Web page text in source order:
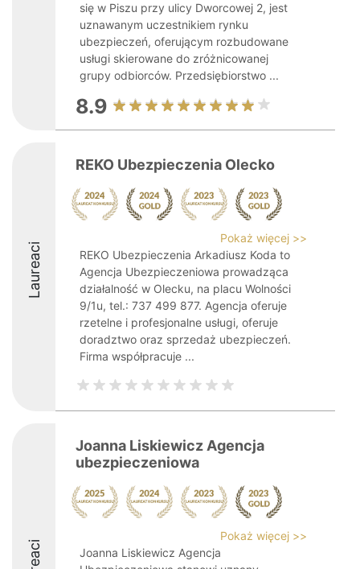
się w Piszu przy ulicy Dworcowej 2, jest
uznawanym uczestnikiem rynku
ubezpieczeń, oferującym rozbudowane
usługi skierowane do zróżnicowanej
grupy odbiorców. Przedsiębiorstwo ...
8.9
Laureaci
REKO Ubezpieczenia Olecko
Pokaż więcej >>
REKO Ubezpieczenia Arkadiusz Koda to
Agencja Ubezpieczeniowa prowadząca
działalność w Olecku, na placu Wolności
9/1u, tel.: 737 499 877. Agencja oferuje
rzetelne i profesjonalne usługi, oferuje
doradztwo oraz sprzedaż ubezpieczeń.
Firma współpracuje ...
Joanna Liskiewicz Agencja
ubezpieczeniowa
Pokaż więcej >>
Joanna Liskiewicz Agencja